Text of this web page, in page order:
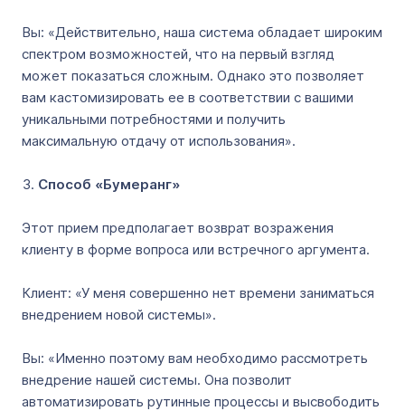
Вы: «Действительно, наша система обладает широким
спектром возможностей, что на первый взгляд
может показаться сложным. Однако это позволяет
вам кастомизировать ее в соответствии с вашими
уникальными потребностями и получить
максимальную отдачу от использования».
Способ «Бумеранг»
Этот прием предполагает возврат возражения
клиенту в форме вопроса или встречного аргумента.
Клиент: «У меня совершенно нет времени заниматься
внедрением новой системы».
Вы: «Именно поэтому вам необходимо рассмотреть
внедрение нашей системы. Она позволит
автоматизировать рутинные процессы и высвободить